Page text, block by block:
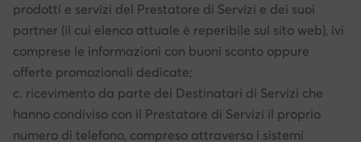
prodotti e servizi del Prestatore di Servizi e dei suoi
partner (il cui elenco attuale è reperibile sul sito web), ivi
comprese le informazioni con buoni sconto oppure
offerte promozionali dedicate;
c. ricevimento da parte dei Destinatari di Servizi che
hanno condiviso con il Prestatore di Servizi il proprio
numero di telefono, compreso attraverso i sistemi